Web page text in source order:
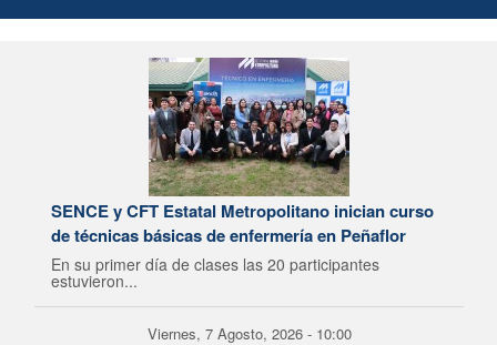
SENCE y CFT Estatal Metropolitano inician curso
de técnicas básicas de enfermería en Peñaflor
En su primer día de clases las 20 participantes
estuvieron...
Viernes, 7 Agosto, 2026 - 10:00